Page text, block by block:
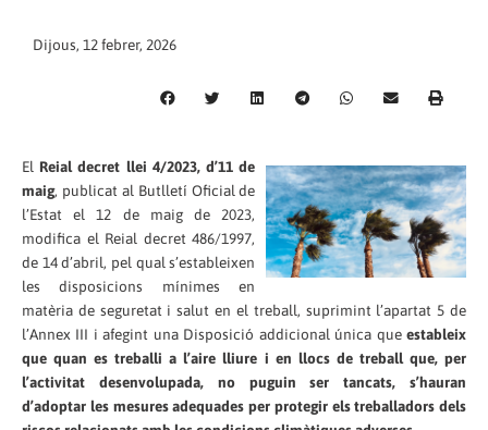
Dijous, 12 febrer, 2026
El Reial decret llei 4/2023, d’11 de
maig, publicat al Butlletí Oficial de
l’Estat el 12 de maig de 2023,
modifica el Reial decret 486/1997,
de 14 d’abril, pel qual s’estableixen
les disposicions mínimes en
matèria de seguretat i salut en el treball, suprimint l’apartat 5 de
l’Annex III i afegint una Disposició addicional única que estableix
que quan es treballi a l’aire lliure i en llocs de treball que, per
l’activitat desenvolupada, no puguin ser tancats, s’hauran
d’adoptar les mesures adequades per protegir els treballadors dels